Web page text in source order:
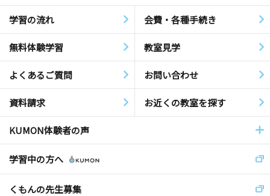
学習の流れ 会費・各種手続き
無料体験学習 教室見学
よくあるご質問 お問い合わせ
資料請求 お近くの教室を探す
KUMON体験者の声
学習中の方へ
くもんの先生募集